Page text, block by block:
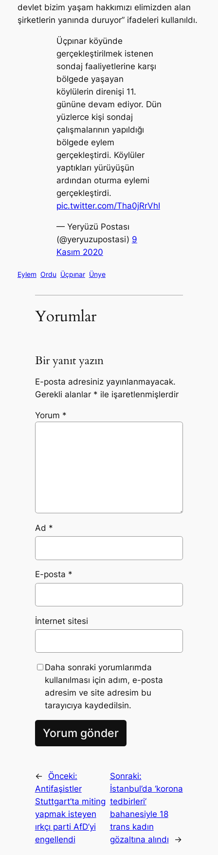
devlet bizim yaşam hakkımızı elimizden alan
şirketlerin yanında duruyor” ifadeleri kullanıldı.
Üçpınar köyünde
gerçekleştirilmek istenen
sondaj faaliyetlerine karşı
bölgede yaşayan
köylülerin direnişi 11.
gününe devam ediyor. Dün
yüzlerce kişi sondaj
çalışmalarının yapıldığı
bölgede eylem
gerçekleştirdi. Köylüler
yaptıkları yürüyüşün
ardından oturma eylemi
gerçekleştirdi.
pic.twitter.com/Tha0jRrVhI
— Yeryüzü Postası
(@yeryuzupostasi) 9
Kasım 2020
Eylem Ordu Üçpınar Ünye
Yorumlar
Bir yanıt yazın
E-posta adresiniz yayınlanmayacak.
Gerekli alanlar * ile işaretlenmişlerdir
Yorum *
Ad *
E-posta *
İnternet sitesi
Daha sonraki yorumlarımda
kullanılması için adım, e-posta
adresim ve site adresim bu
tarayıcıya kaydedilsin.
←
Önceki:
Antifaşistler
Stuttgart’ta miting
yapmak isteyen
ırkçı parti AfD’yi
engellendi
Sonraki:
İstanbul’da ‘korona
tedbirleri’
bahanesiyle 18
trans kadın
gözaltına alındı
→